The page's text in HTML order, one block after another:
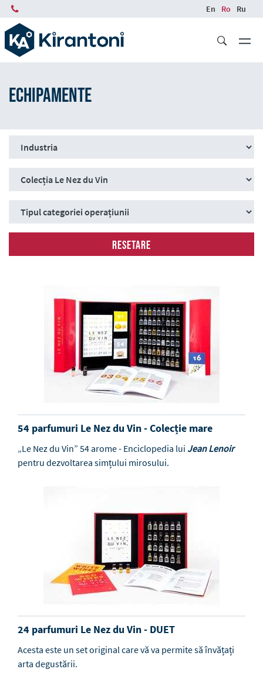
Skip
to
main
content
En Ro Ru
Echipamente
Resetare
54 parfumuri Le Nez du Vin - Colecție mare
„Le Nez du Vin” 54 arome - Enciclopedia lui Jean Lenoir
pentru dezvoltarea simțului mirosului.
24 parfumuri Le Nez du Vin - DUET
Acesta este un set original care vă va permite să învățați
arta degustării.